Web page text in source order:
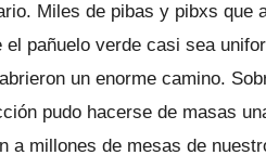
Miles de pibas y pibxs que
pañuelo verde casi sea
un enorme camino.
pudo hacerse de masas
a millones de mesas de